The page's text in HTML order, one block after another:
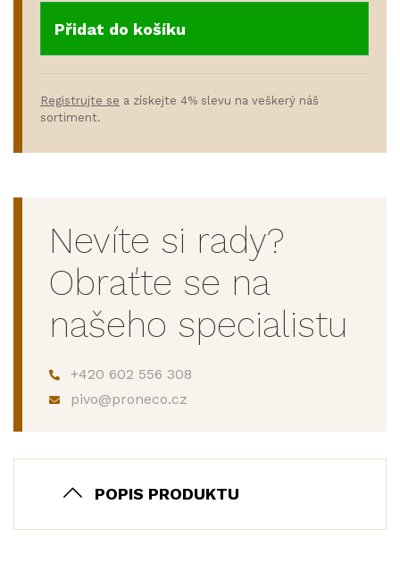
Přidat do košíku
Registrujte se a získejte 4% slevu na veškerý náš
sortiment.
Nevíte si rady?
Obraťte se na
našeho specialistu
+420 602 556 308
pivo@proneco.cz
POPIS PRODUKTU